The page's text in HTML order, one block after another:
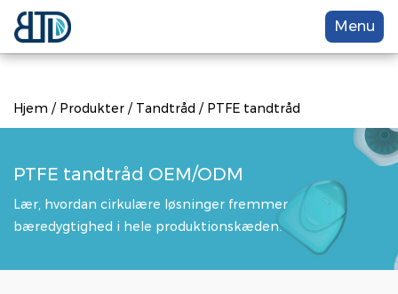
Menu
Hjem / Produkter / Tandtråd / PTFE tandtråd
PTFE tandtråd OEM/ODM
Lær, hvordan cirkulære løsninger fremmer
bæredygtighed i hele produktionskæden.